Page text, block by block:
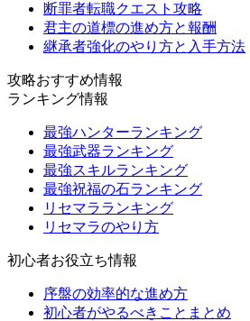
断罪者転職クエスト攻略
君主の道標の進め方と報酬
継承者強化のやり方と入手方法
攻略おすすめ情報
ランキング情報
最強ハンターランキング
最強武器ランキング
最強スキルランキング
最強祝福の石ランキング
リセマラランキング
リセマラのやり方
初心者お役立ち情報
序盤の効率的な進め方
初心者がやるべきことまとめ